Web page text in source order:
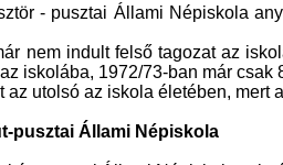
- pusztai Állami Népiskola
nem indult felső tagozat az
iskolába, 1972/73-ban már csak
az utolsó az iskola életében, mert
pusztai Állami Népiskola